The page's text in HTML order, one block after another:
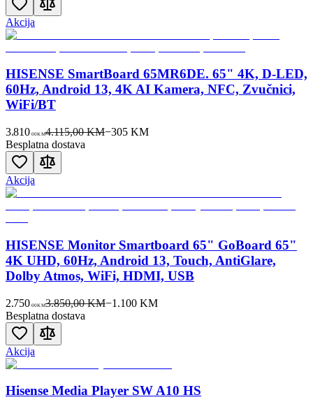
Akcija
HISENSE SmartBoard 65MR6DE. 65" 4K, D-LED,
60Hz, Android 13, 4K AI Kamera, NFC, Zvučnici,
WiFi/BT
3.810 00KM4.115,00 KM−305KM
Besplatna dostava
Akcija
HISENSE Monitor Smartboard 65" GoBoard 65"
4K UHD, 60Hz, Android 13, Touch, AntiGlare,
Dolby Atmos, WiFi, HDMI, USB
2.750 00KM3.850,00 KM−1.100KM
Besplatna dostava
Akcija
Hisense Media Player SW A10 HS